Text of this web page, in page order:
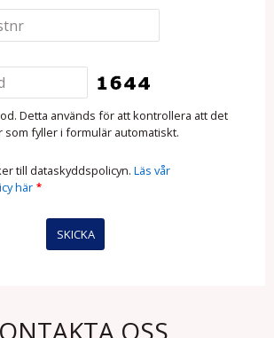
Detta används för att kontrollera att det
som fyller i formulär automatiskt.
till dataskyddspolicyn. Läs vår
här *
OSS